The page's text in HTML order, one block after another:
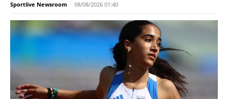
Sportlive Newsroom - 08/08/2026 01:40